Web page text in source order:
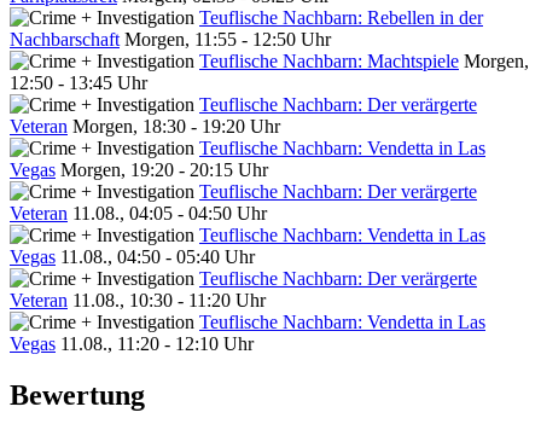
Teuflische Nachbarn: Rebellen in der
Nachbarschaft Morgen, 11:55 - 12:50 Uhr
Teuflische Nachbarn: Machtspiele Morgen,
12:50 - 13:45 Uhr
Teuflische Nachbarn: Der verärgerte
Veteran Morgen, 18:30 - 19:20 Uhr
Teuflische Nachbarn: Vendetta in Las
Vegas Morgen, 19:20 - 20:15 Uhr
Teuflische Nachbarn: Der verärgerte
Veteran 11.08., 04:05 - 04:50 Uhr
Teuflische Nachbarn: Vendetta in Las
Vegas 11.08., 04:50 - 05:40 Uhr
Teuflische Nachbarn: Der verärgerte
Veteran 11.08., 10:30 - 11:20 Uhr
Teuflische Nachbarn: Vendetta in Las
Vegas 11.08., 11:20 - 12:10 Uhr
Bewertung